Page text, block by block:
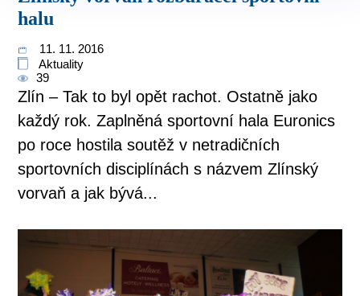
halu
11. 11. 2016
Aktuality
39
Zlín – Tak to byl opět rachot. Ostatně jako
každý rok. Zaplněná sportovní hala Euronics
po roce hostila soutěž v netradičních
sportovních disciplínách s názvem Zlínský
vorvaň a jak bývá...